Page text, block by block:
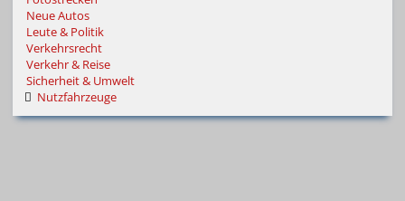
Neue Autos
Leute & Politik
Verkehrsrecht
Verkehr & Reise
Sicherheit & Umwelt
Nutzfahrzeuge